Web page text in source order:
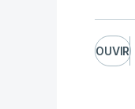
OUVIR